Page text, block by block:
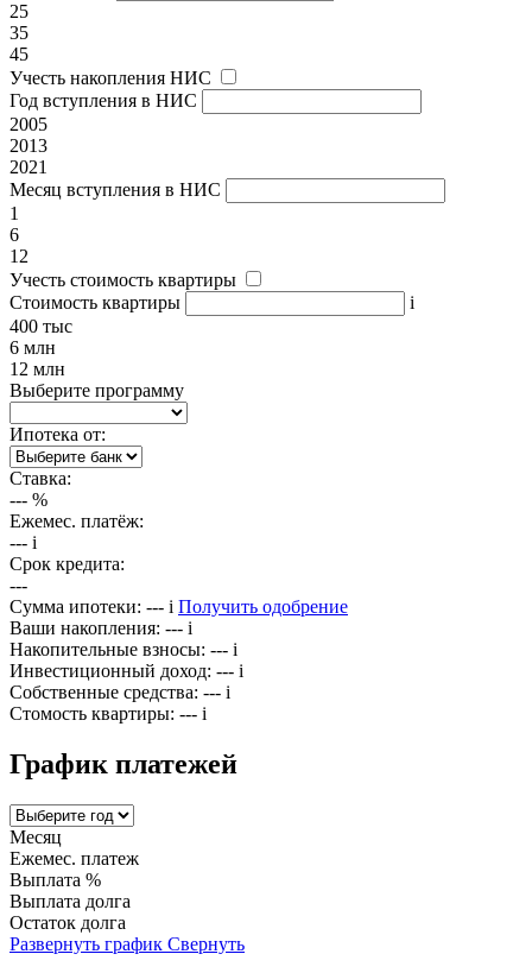
25
35
45
Учесть накопления НИС
Год вступления в НИС
2005
2013
2021
Месяц вступления в НИС
1
6
12
Учесть стоимость квартиры
Стоимость квартиры
i
400 тыс
6 млн
12 млн
Выберите программу
Ипотека от:
Ставка:
--- %
Ежемес. платёж:
--- i
Срок кредита:
---
Сумма ипотеки: --- i Получить одобрение
Ваши накопления: --- i
Накопительные взносы: --- i
Инвестиционный доход: --- i
Собственные средства: --- i
Стомость квартиры: --- i
График платежей
Месяц
Ежемес. платеж
Выплата %
Выплата долга
Остаток долга
Развернуть график Свернуть